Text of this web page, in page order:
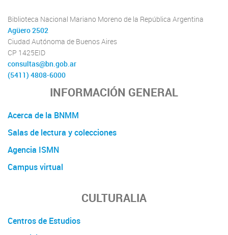
Biblioteca Nacional Mariano Moreno de la República Argentina
Agüero 2502
Ciudad Autónoma de Buenos Aires
CP 1425EID
consultas@bn.gob.ar
(5411) 4808-6000
INFORMACIÓN GENERAL
Acerca de la BNMM
Salas de lectura y colecciones
Agencia ISMN
Campus virtual
CULTURALIA
Centros de Estudios